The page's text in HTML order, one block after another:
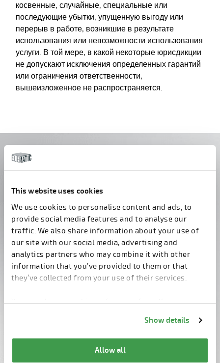
This website uses cookies
We use cookies to personalise content and ads, to
provide social media features and to analyse our
traffic. We also share information about your use of
our site with our social media, advertising and
analytics partners who may combine it with other
information that you’ve provided to them or that
they’ve collected from your use of their services.
You can change cookie preferences from the
Show details
Allow all
косвенные, случайные, специальные или
последующие убытки, упущенную выгоду или
перерыв в работе, возникшие в результате
использования или невозможности использования
услуги. В той мере, в какой некоторые юрисдикции
не допускают исключения определенных гарантий
или ограничения ответственности,
вышеизложенное не распространяется.